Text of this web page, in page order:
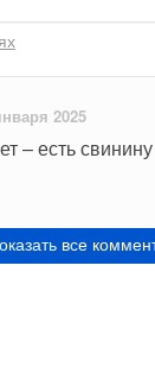
2025
– есть свинину
все